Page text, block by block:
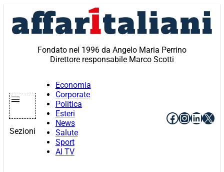
contenuto
Fondato nel 1996 da Angelo Maria Perrino
Direttore responsabile Marco Scotti
Sezioni
Economia
Corporate
Politica
Esteri
News
Salute
Sport
AI TV
Facebook
X